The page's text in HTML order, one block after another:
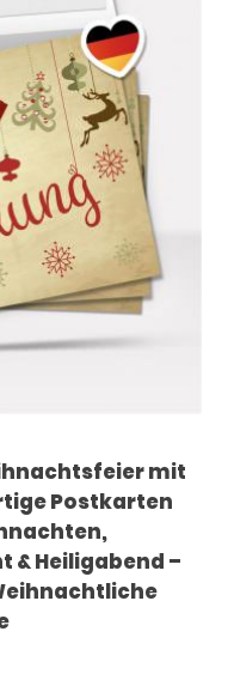
mit
Postkarten
& Heiligabend –